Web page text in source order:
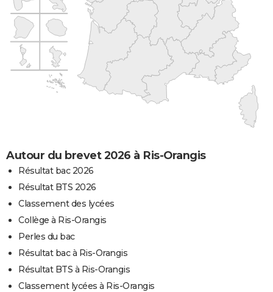
Autour du brevet 2026 à Ris-Orangis
Résultat bac 2026
Résultat BTS 2026
Classement des lycées
Collège à Ris-Orangis
Perles du bac
Résultat bac à Ris-Orangis
Résultat BTS à Ris-Orangis
Classement lycées à Ris-Orangis